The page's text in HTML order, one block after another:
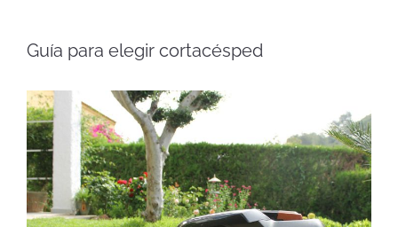
Guía para elegir cortacésped